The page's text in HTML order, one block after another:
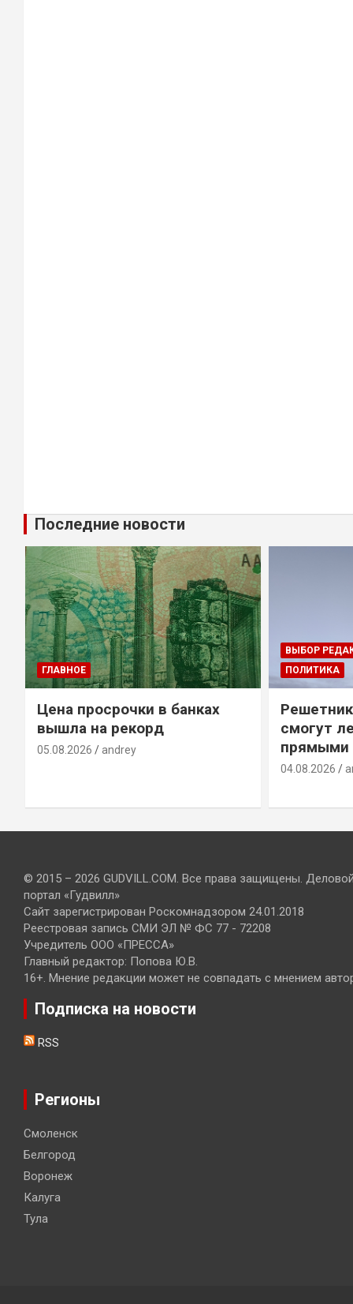
Последние новости
ГЛАВНОЕ
Цена просрочки в банках
вышла на рекорд
05.08.2026 andrey
ВЫБОР
ПОЛИТИКА
смогут
прямыми
04.08.2026
© 2015 – 2026 GUDVILL.COM. Все права защищены.
портал «Гудвилл»
Сайт зарегистрирован Роскомнадзором 24.01.2018
Реестровая запись СМИ ЭЛ № ФС 77 - 72208
Учредитель ООО «ПРЕССА»
Главный редактор: Попова Ю.В.
16+. Мнение редакции может не совпадать с мнением
Подписка на новости
RSS
Регионы
Смоленск
Белгород
Воронеж
Калуга
Тула